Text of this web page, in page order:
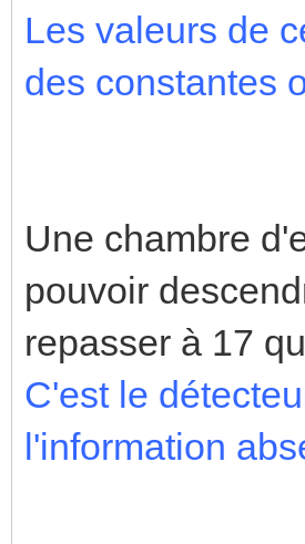
Les valeurs de
des constantes
Une chambre
pouvoir
repasser à 17
C'est le
l'information